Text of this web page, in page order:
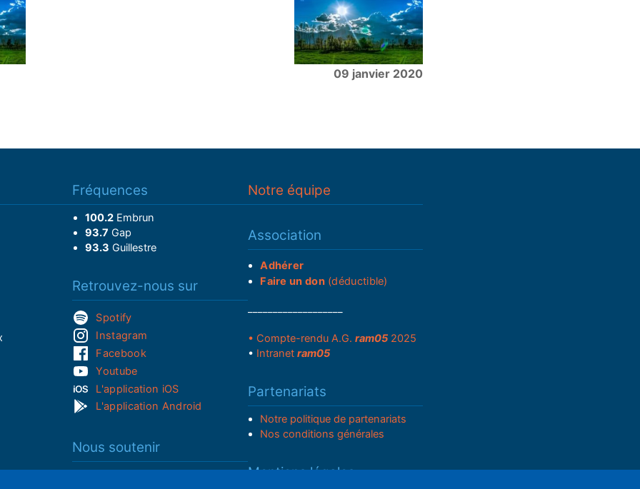
09 janvier 2020
Fréquences
100.2Embrun
93.7 Gap
93.3 Guillestre
Retrouvez-nous sur
Spotify
Instagram
Facebook
Youtube
L'application iOS
L'application Android
Nous soutenir
Notre équipe
Association
Adhérer
Faire un don(déductible)
• Compte-rendu A.G. ram052025
• Intranet ram05
Partenariats
Notre politique de partenariats
Nos conditions générales
Mentions légales